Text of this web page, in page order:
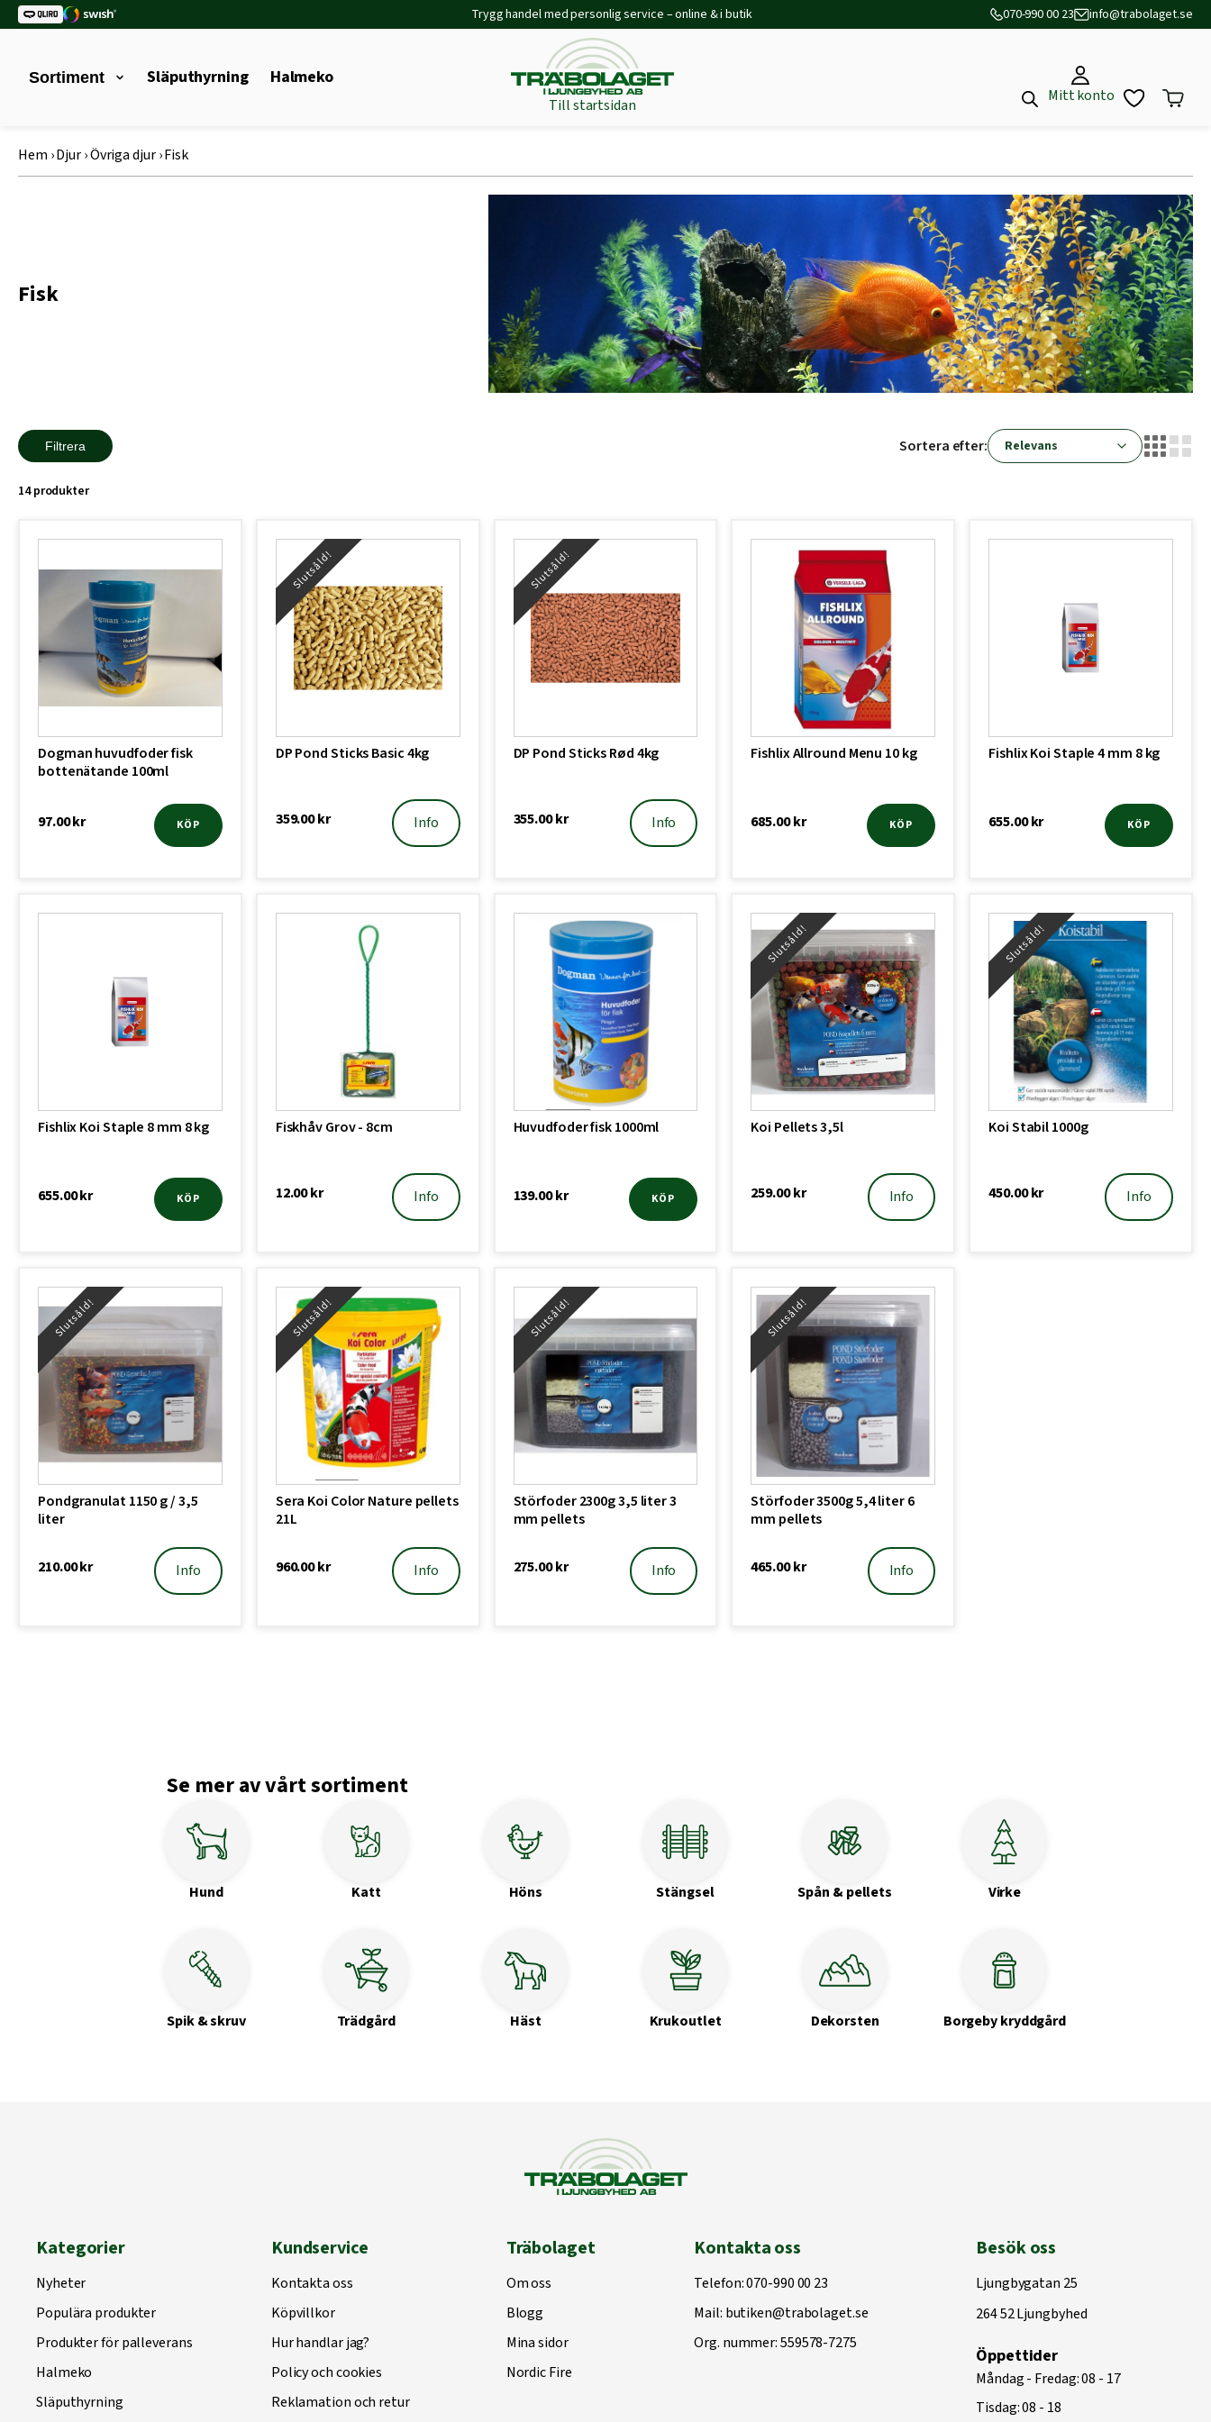
Trygg handel med personlig service – online & i butik 070-990 00 23 info@trabolaget.se
Sortiment Släputhyrning Halmeko
Till startsidan
Mitt konto
Hem ›Djur›Övriga djur›Fisk
Fisk
Filtrera Sortera efter:
14 produkter
Dogman huvudfoder fisk
bottenätande 100ml
97.00kr KÖP
Slutsåld!
DP Pond Sticks Basic 4kg
359.00kr Info
Slutsåld!
DP Pond Sticks Rød 4kg
355.00kr Info
Fishlix Allround Menu 10 kg
685.00kr KÖP
Fishlix Koi Staple 4 mm 8 kg
655.00kr KÖP
Fishlix Koi Staple 8 mm 8 kg
655.00kr KÖP
Fiskhåv Grov - 8cm
12.00kr Info
Huvudfoder fisk 1000ml
139.00kr KÖP
Slutsåld!
Koi Pellets 3,5l
259.00kr Info
Slutsåld!
Koi Stabil 1000g
450.00kr Info
Slutsåld!
Pondgranulat 1150 g / 3,5
liter
210.00kr Info
Slutsåld!
Sera Koi Color Nature pellets
21L
960.00kr Info
Slutsåld!
Störfoder 2300g 3,5 liter 3
mm pellets
275.00kr Info
Slutsåld!
Störfoder 3500g 5,4 liter 6
mm pellets
465.00kr Info
Se mer av vårt sortiment
Hund Katt Höns Stängsel Spån & pellets Virke
Spik & skruv Trädgård Häst Krukoutlet Dekorsten Borgeby kryddgård
Kategorier
Nyheter
Populära produkter
Produkter för palleverans
Halmeko
Släputhyrning
Kundservice
Kontakta oss
Köpvillkor
Hur handlar jag?
Policy och cookies
Reklamation och retur
Träbolaget
Om oss
Blogg
Mina sidor
Nordic Fire
Kontakta oss
Telefon:070-990 00 23
Mail: butiken@trabolaget.se
Org. nummer: 559578-7275
Besök oss
Ljungbygatan 25
264 52 Ljungbyhed
Öppettider
Måndag - Fredag: 08 - 17
Tisdag: 08 - 18